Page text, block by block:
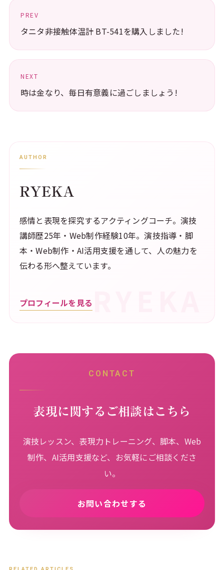
PREV
タニタ非接触体温計 BT-541を購入しました!
NEXT
時は金なり、毎日有意義に過ごしましょう!
AUTHOR
RYEKA
感情と表現を探究するアクティングコーチ。演技
講師歴25年・Web制作経験10年。演技指導・脚
本・Web制作・AI活用支援を通して、人の魅力を
伝わる形へ整えています。
プロフィールを見る
CONTACT
表現に関するご相談はこちら
演技レッスン、表現力トレーニング、脚本、Web
制作、AI活用支援など、お気軽にご相談くださ
い。
お問い合わせする